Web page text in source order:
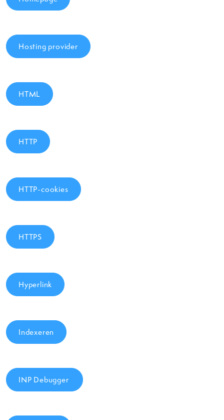
Hosting provider
HTML
HTTP
HTTP-cookies
HTTPS
Hyperlink
Indexeren
INP Debugger